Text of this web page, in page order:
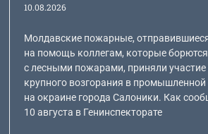
10.08.2026
Молдавские пожарные,
на помощь коллегам, которые
с лесными пожарами, приняли участие
крупного возгорания в промышленной
на окраине города Салоники. Как
10 августа в Генинспекторате